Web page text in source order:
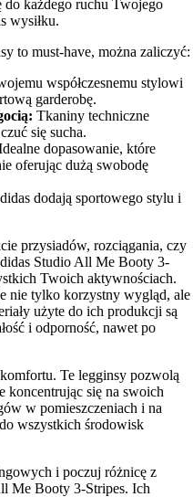
do każdego ruchu Twojego
wysiłku.
to must-have, można zaliczyć:
współczesnemu stylowi
garderobę.
Tkaniny techniczne
się sucha.
dopasowanie, które
oferując dużą swobodę
dodają sportowego stylu i
przysiadów, rozciągania, czy
Studio All Me Booty 3-
Twoich aktywnościach.
nie tylko korzystny wygląd, ale
użyte do ich produkcji są
i odporność, nawet po
Te legginsy pozwolą
koncentrując się na swoich
w pomieszczeniach i na
wszystkich środowisk
i poczuj różnicę z
Me Booty 3-Stripes. Ich